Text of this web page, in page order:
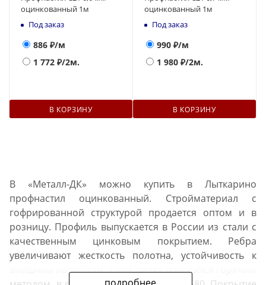
оцинкованный 1м
Под заказ
886 ₽/м
1 772 ₽/2м.
В КОРЗИНУ
оцинкованный 1м
Под заказ
990 ₽/м
1 980 ₽/2м.
В КОРЗИНУ
В «Металл-ДК» можно купить в Лыткарино
профнастил оцинкованный. Стройматериал с
гофрированной структурой продается оптом и в
розницу. Профиль выпускается в России из стали с
качественным цинковым покрытием. Ребра
увеличивают жесткость полотна, устойчивость к
внешним нагрузкам. Слой цинка наносится горячим